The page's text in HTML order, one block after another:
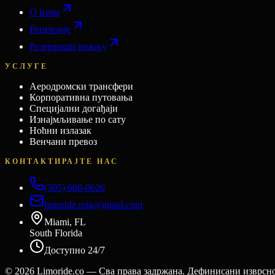
О нама
Рецензије
Резервиши вожњу
УСЛУГЕ
Аеродромски трансфери
Корпоративна путовања
Специјални догађаји
Изнајмљивање по сату
Ноћни излазак
Венчани превоз
КОНТАКТИРАЈТЕ НАС
(305) 606-0626
limoride.mia@gmail.com
Miami, FL
South Florida
Доступно 24/7
© 2026 Limoride.co — Сва права задржана. Дефинисани